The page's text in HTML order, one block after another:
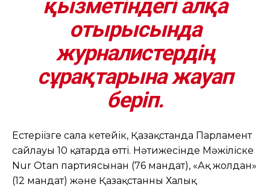
қызметіндегі алқа
отырысында
журналистердің
сұрақтарына жауап
беріп.
Естеріңізге сала кетейік, Қазақстанда Парламент
сайлауы 10 қаңтарда өтті. Нәтижесінде Мәжіліске
Nur Otan партиясынан (76 мандат), «Ақ жолдан»
(12 мандат) және Қазақстанның Халық